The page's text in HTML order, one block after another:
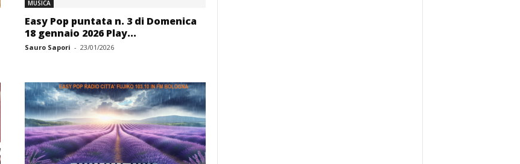
MUSICA
Easy Pop puntata n. 3 di Domenica
18 gennaio 2026 Play...
Sauro Sapori - 23/01/2026